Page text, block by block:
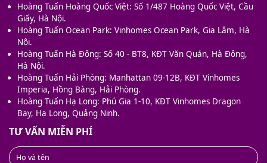
Hoàng Tuấn Hoàng Quốc Việt: Số 1/487 Hoàng Quốc Việt, Cầu
Giấy, Hà Nội.
Hoàng Tuấn Ocean Park: Vinhomes Ocean Park, Gia Lâm, Hà
Nội.
Hoàng Tuấn Hà Đông: Số 40 - BT8, KĐT Văn Quán, Hà Đông,
Hà Nội.
Hoàng Tuấn Hải Phòng: Manhattan 09-12B, KĐT Vinhomes
Imperia, Hồng Bàng, Hải Phòng.
Hoàng Tuấn Hạ Long: Phú Gia 1-10, KĐT Vinhomes Dragon
Bay, Hạ Long, Quảng Ninh.
TƯ VẤN MIỄN PHÍ